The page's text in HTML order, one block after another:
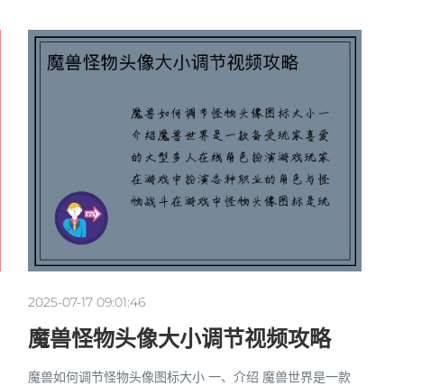
2025-07-17 09:01:46
魔兽怪物头像大小调节视频攻略
魔兽如何调节怪物头像图标大小 一、介绍 魔兽世界是一款